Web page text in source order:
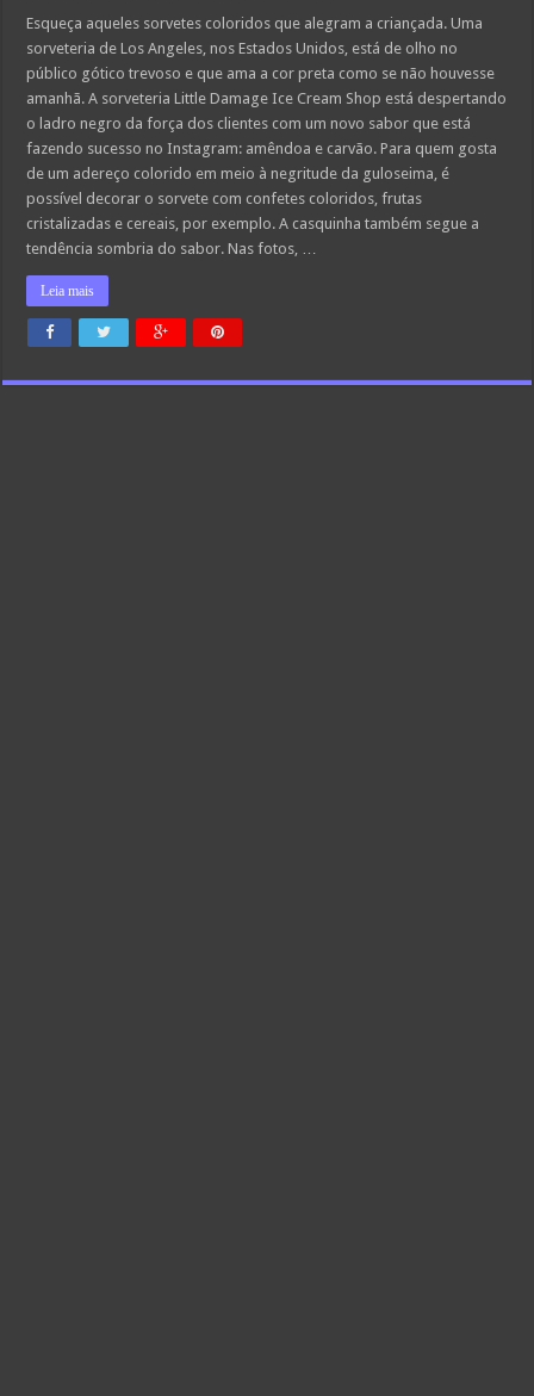
lança
sorvetes
góticos
para
amantes
da
preta
Esqueça aqueles sorvetes coloridos que alegram a criançada. Uma
sorveteria de Los Angeles, nos Estados Unidos, está de olho no
público gótico trevoso e que ama a cor preta como se não houvesse
amanhã. A sorveteria Little Damage Ice Cream Shop está despertando
o ladro negro da força dos clientes com um novo sabor que está
fazendo sucesso no Instagram: amêndoa e carvão. Para quem gosta
de um adereço colorido em meio à negritude da guloseima, é
possível decorar o sorvete com confetes coloridos, frutas
cristalizadas e cereais, por exemplo. A casquinha também segue a
tendência sombria do sabor. Nas fotos, …
Leia mais